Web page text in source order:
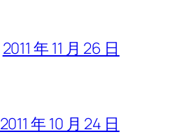
2011 年 11 月 26 日
2011 年 10 月 24 日